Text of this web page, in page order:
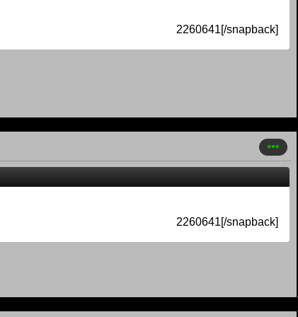
2260641[/snapback]
2260641[/snapback]